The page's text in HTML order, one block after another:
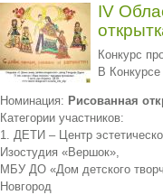
IV
Конкурс
В
Номинация: Рисованная
Категории участников:
1. ДЕТИ – Центр
Изостудия «Вершок»,
МБУ ДО «Дом детского
Новгород